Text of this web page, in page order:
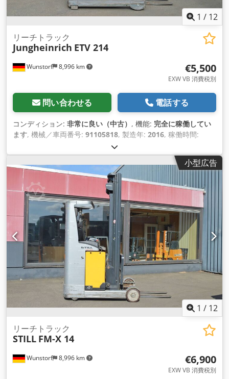
1 / 12
Wunstorf 8,996 km
リーチトラック
Jungheinrich ETV 214
€5,500
EXW VB 消費税別
問い合わせる 電話する
コンディション: 非常に良い（中古） , 機能: 完全に稼働してい
ます, 機械／車両番号: 91105818, 製造年: 2016, 稼働時間:
1,400 kg（キログラム）
フリーリフト:2,200 mm, 荷重中心:600 mm, 燃料の種類:電
気, マスト型式:トリプレックス, バッテリー容量:775 ああ, バ
ッテリー電圧:
48 V, フロントタイヤタイプ:
ヤ（ノンマーキング）
, 後輪タイヤの種類:ポリウレタンタイヤ
（ノンマーキング）, 空車重量: 3,535 kg（キログラム）
, 装備:
サイドシフト,
小型広告
1 / 12
Wunstorf 8,996 km
リーチトラック
STILL FM-X 14
€6,900
EXW VB 消費税別